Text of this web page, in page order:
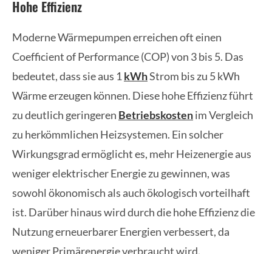
Hohe Effizienz
Moderne Wärmepumpen erreichen oft einen
Coefficient of Performance (COP) von 3 bis 5. Das
bedeutet, dass sie aus 1kWhStrom bis zu 5 kWh
Wärme erzeugen können. Diese hohe Effizienz führt
zu deutlich geringeren Betriebskostenim Vergleich
zu herkömmlichen Heizsystemen. Ein solcher
Wirkungsgrad ermöglicht es, mehr Heizenergie aus
weniger elektrischer Energie zu gewinnen, was
sowohl ökonomisch als auch ökologisch vorteilhaft
ist. Darüber hinaus wird durch die hohe Effizienz die
Nutzung erneuerbarer Energien verbessert, da
weniger Primärenergie verbraucht wird.